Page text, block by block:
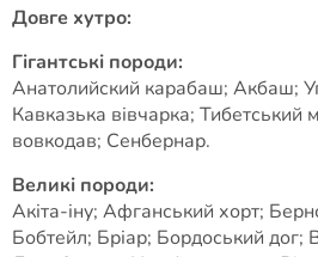
Довге хутро:
Гігантські породи:
Анатолийский карабаш; Акбаш;
Кавказька вівчарка; Тибетський
вовкодав; Сенбернар.
Великі породи:
Акіта-іну; Афганський хорт;
Бобтейл; Бріар; Бордоський дог;